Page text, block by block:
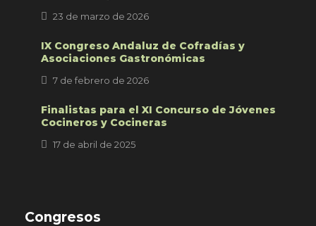
23 de marzo de 2026
IX Congreso Andaluz de Cofradías y
Asociaciones Gastronómicas
7 de febrero de 2026
Finalistas para el XI Concurso de Jóvenes
Cocineros y Cocineras
17 de abril de 2025
Congresos